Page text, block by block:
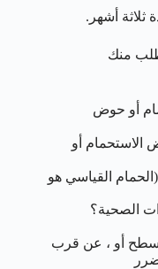
أشهر.
منك
أو حوض
أو
القياسي هو
الصحية؟
أو ، عن قرب